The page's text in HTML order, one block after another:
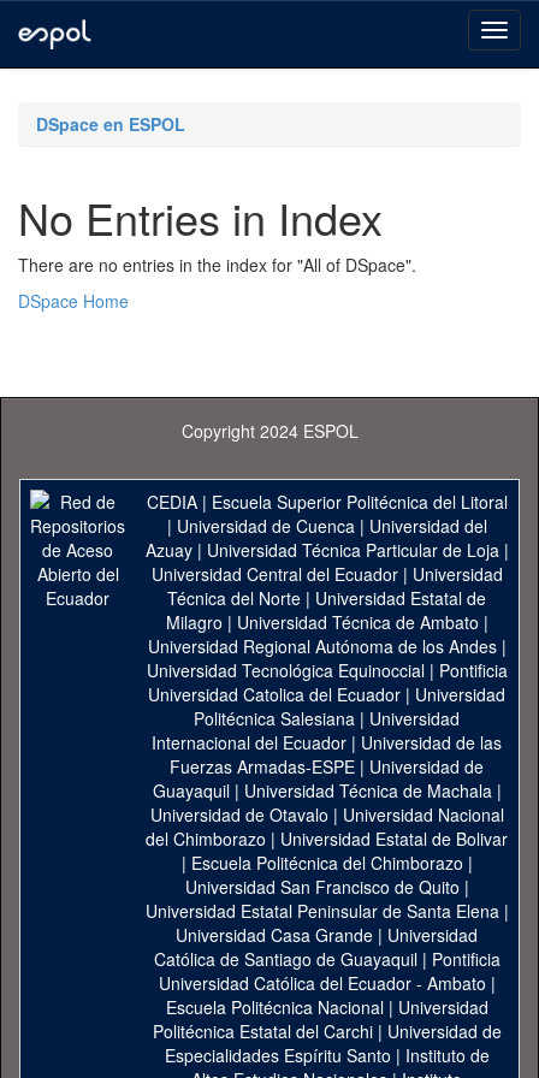
navigationDSpace en ESPOL
No Entries in Index
There are no entries in the index for "All of DSpace".
DSpace Home
Copyright 2024 ESPOL
CEDIA| Escuela Superior Politécnica del Litoral
| Universidad de Cuenca| Universidad del
Azuay| Universidad Técnica Particular de Loja|
Universidad Central del Ecuador| Universidad
Técnica del Norte | Universidad Estatal de
Milagro | Universidad Técnica de Ambato |
Universidad Regional Autónoma de los Andes|
Universidad Tecnológica Equinoccial| Pontificia
Universidad Catolica del Ecuador | Universidad
Politécnica Salesiana | Universidad
Internacional del Ecuador | Universidad de las
Fuerzas Armadas-ESPE | Universidad de
Guayaquil| Universidad Técnica de Machala|
Universidad de Otavalo | Universidad Nacional
del Chimborazo | Universidad Estatal de Bolivar
| Escuela Politécnica del Chimborazo |
Universidad San Francisco de Quito |
Universidad Estatal Peninsular de Santa Elena|
Universidad Casa Grande | Universidad
Católica de Santiago de Guayaquil| Pontificia
Universidad Católica del Ecuador - Ambato |
Escuela Politécnica Nacional| Universidad
Politécnica Estatal del Carchi| Universidad de
Especialidades Espíritu Santo | Instituto de